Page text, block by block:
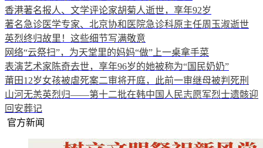
香港著名报人、文学评论家胡菊人逝世，享年92岁
著名急诊医学专家、北京协和医院急诊科原主任周玉淑逝世
英烈终归故里！这些细节写满敬意
网络“云祭扫”，为天堂里的妈妈“做”上一桌拿手菜
表演艺术家陈奇去世，享年96岁的她被称为“国民奶奶”
莆田12岁女孩被虐死案二审将开庭，此前一审继母被判死刑
山河无恙英烈归——第十二批在韩中国人民志愿军烈士遗骸迎
回安葬记
官方新闻